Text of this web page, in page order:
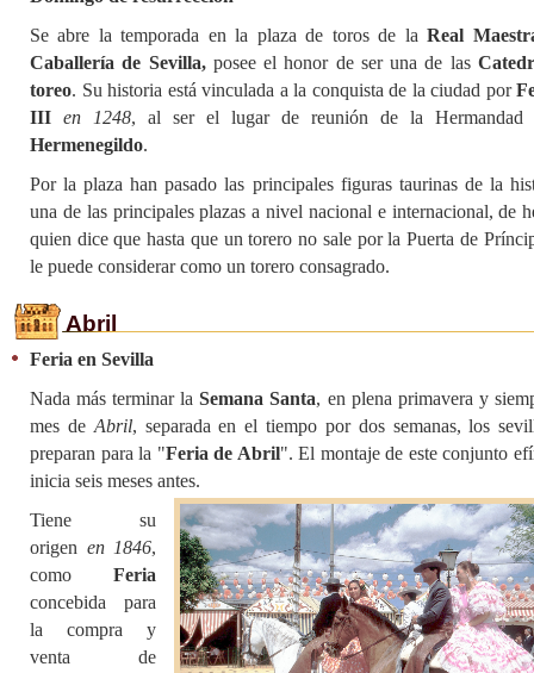
Se abre la temporada en la plaza de toros de laReal
Caballería de Sevilla,posee el honor de ser una de las
toreo. Su historia está vinculada a la conquista de la ciudad por
III en 1248, al ser el lugar de reunión de la
Hermenegildo.
Por la plaza han pasado las principales figuras taurinas de la
una de las principales plazas a nivel nacional e internacional, de
quien dice que hasta que un torero no sale por la Puerta de
le puede considerar como un torero consagrado.
Abril
Feria en Sevilla
Nada más terminar laSemana Santa, en plena primavera y
mes de Abril, separada en el tiempo por dos semanas, los
preparan para la "Feria de Abril". El montaje de este conjunto
inicia seis meses antes.
Tiene su
origen en 1846,
como Feria
concebida para
la compra y
venta de